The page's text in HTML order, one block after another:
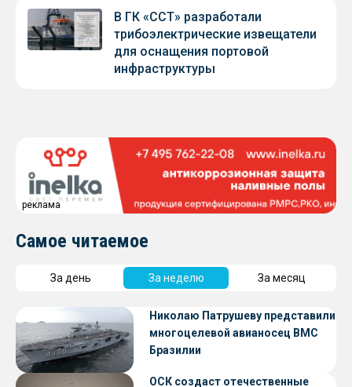
В ГК «ССТ» разработали
трибоэлектрические извещатели
для оснащения портовой
инфраструктуры
реклама
Самое читаемое
За день За неделю За месяц
Николаю Патрушеву представили
многоцелевой авианосец ВМС
Бразилии
ОСК создаст отечественные